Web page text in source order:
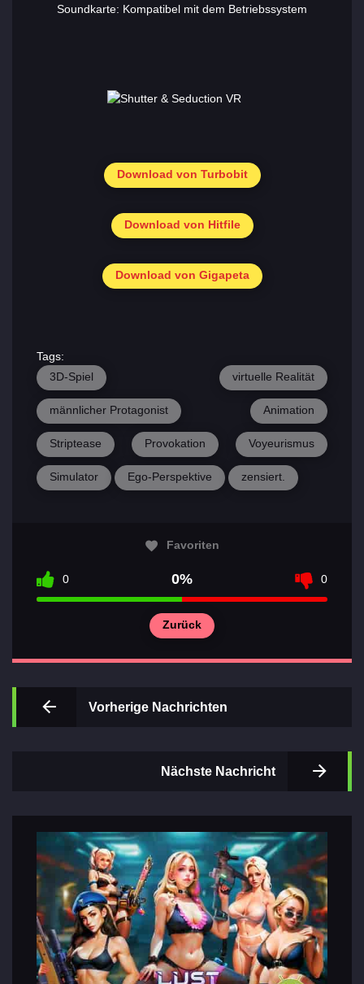
Wichtigsten
Soundkarte: Kompatibel mit dem Betriebssystem
Download von Turbobit
Download von Hitfile
Download von Gigapeta
Tags:
3D-Spiel
virtuelle Realität
männlicher Protagonist Animation
Striptease Provokation Voyeurismus
Simulator Ego-Perspektive zensiert.
Favoriten
0 0% 0
Zurück
Vorherige Nachrichten
Nächste Nachricht